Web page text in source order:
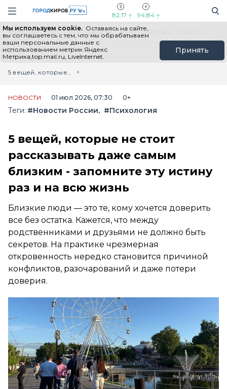
Навигация сайта
82,17 94,84
Мы используем cookie. Оставаясь на сайте,
вы соглашаетесь с тем, что мы обрабатываем
ваши персональные данные с
использованием метрик Яндекс
Метрика,top.mail.ru, LiveInternet.
Принять
Выборы - 2026 Все новости Мы в Telegram
Главная
Лента новостей
5 вещей, которые не стоит рассказывать даже самым близким - запомните эту истину раз и на всю жизнь
НОВОСТИ 01 июл 2026, 07:30 0+
Теги: #Новости России #Психология
5 вещей, которые не стоит
рассказывать даже самым
близким - запомните эту истину
раз и на всю жизнь
Близкие люди — это те, кому хочется доверить
все без остатка. Кажется, что между
родственниками и друзьями не должно быть
секретов. На практике чрезмерная
откровенность нередко становится причиной
конфликтов, разочарований и даже потери
доверия.